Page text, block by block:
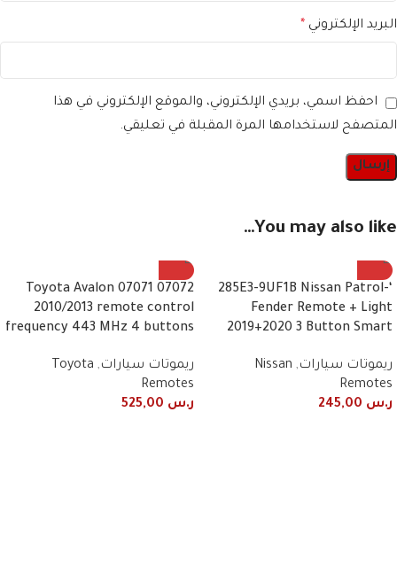
البريد الإلكتروني *
احفظ اسمي، بريدي الإلكتروني، والموقع الإلكتروني في هذا
المتصفح لاستخدامها المرة المقبلة في تعليقي.
You may also like…
‘-285E3-9UF1B Nissan Patrol
Fender Remote + Light
2019+2020 3 Button Smart
ريموتات سيارات,
Nissan
Remotes
ر.س
07072 07071 Toyota Avalon
2010/2013 remote control
frequency 443 MHz 4 buttons
ريموتات سيارات,
Toyota
Remotes
ر.س